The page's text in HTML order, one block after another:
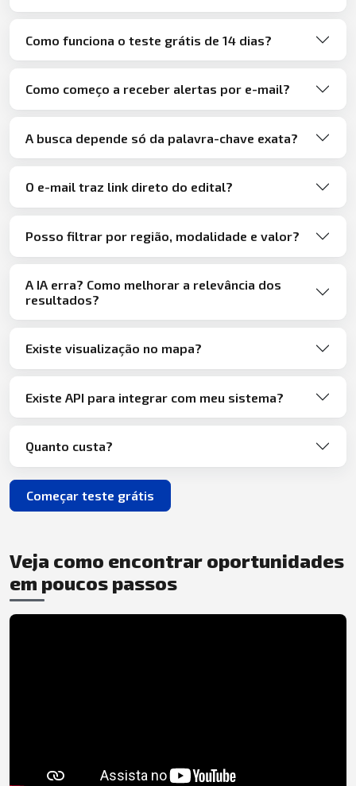
Como funciona o teste grátis de 14 dias?
Como começo a receber alertas por e-mail?
A busca depende só da palavra-chave exata?
O e-mail traz link direto do edital?
Posso filtrar por região, modalidade e valor?
A IA erra? Como melhorar a relevância dos
resultados?
Existe visualização no mapa?
Existe API para integrar com meu sistema?
Quanto custa?
Começar teste grátis
Veja como encontrar oportunidades
em poucos passos